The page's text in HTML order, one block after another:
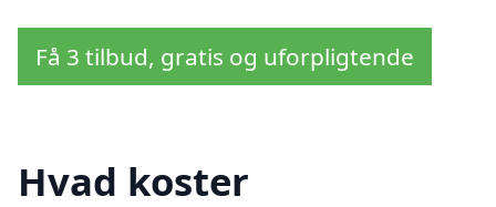
Få 3 tilbud, gratis og uforpligtende
Hvad koster